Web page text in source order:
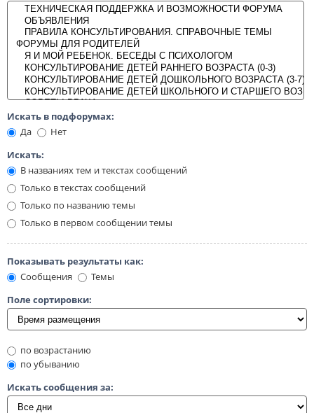
Искать в подфорумах:
Да
Нет
Искать:
В названиях тем и текстах сообщений
Только в текстах сообщений
Только по названию темы
Только в первом сообщении темы
Показывать результаты как:
Сообщения
Темы
Поле сортировки:
по возрастанию
по убыванию
Искать сообщения за: